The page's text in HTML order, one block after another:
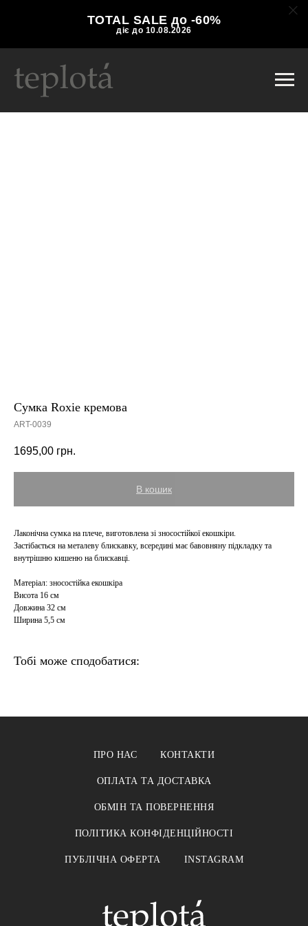
TOTAL SALE до -60%
діє до 10.08.2026
Сумка Roxie кремова
ART-0039
1695,00 грн.
В кошик
Лаконічна сумка на плече, виготовлена зі зносостійкої екошкіри.
Застібається на металеву блискавку, всередині має бавовняну підкладку та
внутрішню кишеню на блискавці.
Матеріал: зносостійка екошкіра
Висота 16 см
Довжина 32 см
Ширина 5,5 см
Тобі може сподобатися:
ПРО НАС КОНТАКТИ
ОПЛАТА ТА ДОСТАВКА
ОБМІН ТА ПОВЕРНЕННЯ
ПОЛІТИКА КОНФІДЕНЦІЙНОСТІ
ПУБЛІЧНА ОФЕРТА INSTAGRAM